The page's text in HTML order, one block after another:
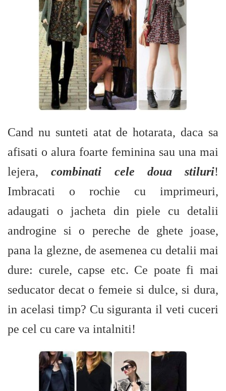
Cand nu sunteti atat de hotarata, daca sa
afisati o alura foarte feminina sau una mai
lejera,combinati cele doua stiluri!
Imbracati o rochie cu imprimeuri,
adaugati o jacheta din piele cu detalii
androgine si o pereche de ghete joase,
pana la glezne, de asemenea cu detalii mai
dure: curele, capse etc. Ce poate fi mai
seducator decat o femeie si dulce, si dura,
in acelasi timp? Cu siguranta il veti cuceri
pe cel cu care va intalniti!